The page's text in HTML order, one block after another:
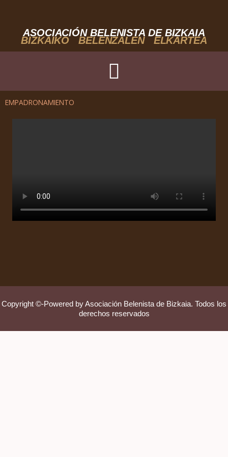
contenidoASOCIACIÓN BELENISTA DE BIZKAIA
BIZKAIKO BELENZALEN ELKARTEA
EMPADRONAMIENTO
Copyright ©-Powered by Asociación Belenista de Bizkaia. Todos los
derechos reservados